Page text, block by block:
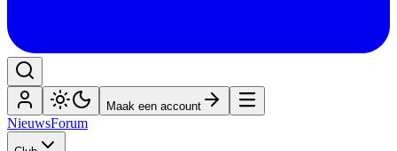
Maak een account
NieuwsForum